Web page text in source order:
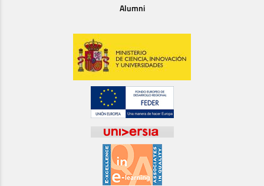
Alumni